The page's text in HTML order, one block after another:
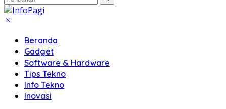
Beranda
Gadget
Software & Hardware
Tips Tekno
Info Tekno
Inovasi